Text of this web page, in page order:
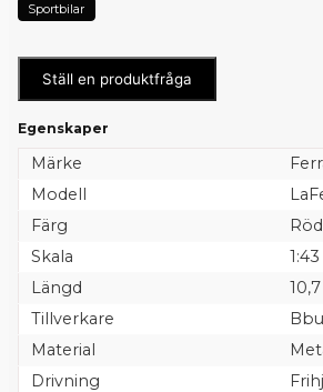
Sportbilar
Ställ en produktfråga
Egenskaper
Märke
Modell
Färg
Röd
Skala
1:43
Längd
Tillverkare
Material
Drivning